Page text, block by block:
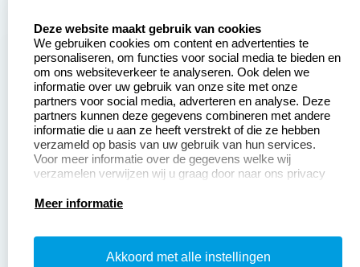
Aanvraag op maat
Betaling &
Verzending
Wederverkoper
worden
Sale
Contact opnemen
Veel gestelde vragen
Retourneren
Herroepingsrecht
Productinformatie:
Instructiepagina
Deze website maakt gebruik van cookies
We gebruiken cookies om content en advertenties te
personaliseren, om functies voor social media te bieden en
om ons websiteverkeer te analyseren. Ook delen we
informatie over uw gebruik van onze site met onze
partners voor social media, adverteren en analyse. Deze
partners kunnen deze gegevens combineren met andere
informatie die u aan ze heeft verstrekt of die ze hebben
verzameld op basis van uw gebruik van hun services.
Voor meer informatie over de gegevens welke wij
verzamelen verwijzen wij u graag door naar ons privacy
Meer informatie
Akkoord met alle instellingen